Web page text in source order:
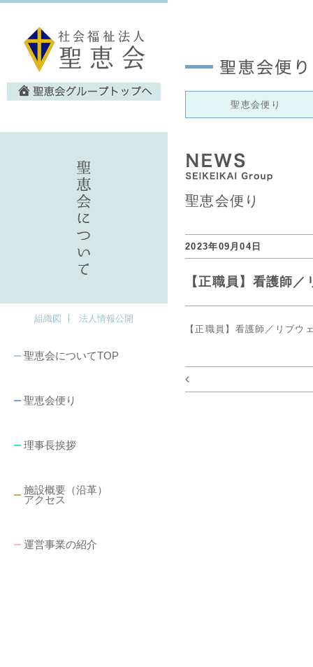
組織図 法人情報公開
聖恵会についてTOP
聖恵会便り
理事長挨拶
施設概要（沿革）
アクセス
運営事業の紹介
聖恵会便り
聖恵会便り
2023年09月04日
【正職員】看護師
【正職員】看護師／リブウ